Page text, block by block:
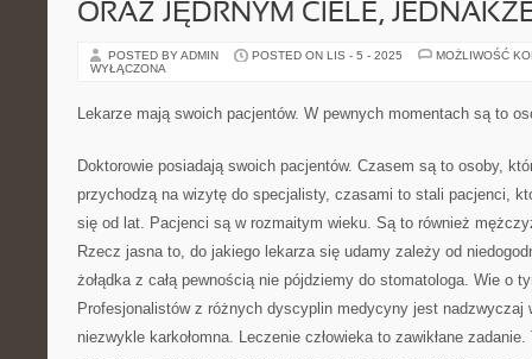
ORAZ JĘDRNYM CIELE,
POSTED BY ADMIN POSTED ON LIS - 5 - 2025
MOŻLIWOŚĆ
WYŁĄCZONA
Lekarze mają swoich pacjentów. W pewnych momentach są to
Doktorowie posiadają swoich pacjentów. Czasem są to osoby,
przychodzą na wizytę do specjalisty, czasami to stali pacjenci,
się od lat. Pacjenci są w rozmaitym wieku. Są to również
Rzecz jasna to, do jakiego lekarza się udamy zależy od
żołądka z całą pewnością nie pójdziemy do stomatologa. Wie o
Profesjonalistów z różnych dyscyplin medycyny jest nadzwyczaj
niezwykle karkołomna. Leczenie człowieka to zawikłane